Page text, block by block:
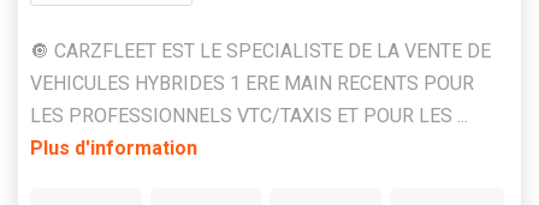
🔘 CARZFLEET EST LE SPECIALISTE DE LA VENTE DE
VEHICULES HYBRIDES 1 ERE MAIN RECENTS POUR
LES PROFESSIONNELS VTC/TAXIS ET POUR LES ...
Plus d'information